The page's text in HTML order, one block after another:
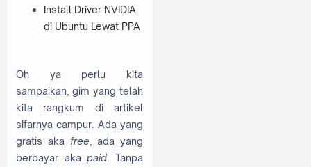
Install Driver NVIDIA
di Ubuntu Lewat PPA
Oh ya perlu kita
sampaikan, gim yang telah
kita rangkum di artikel
sifarnya campur. Ada yang
gratis aka free , ada yang
berbayar akapaid . Tanpa